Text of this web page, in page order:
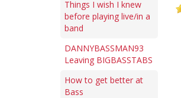
Things I wish I knew
before playing live/in a
band
DANNYBASSMAN93
Leaving BIGBASSTABS
How to get better at
Bass